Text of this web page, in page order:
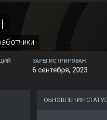
ЗАРЕГИСТРИРОВАН
6 сентября, 2023
ОБНОВЛЕНИЯ